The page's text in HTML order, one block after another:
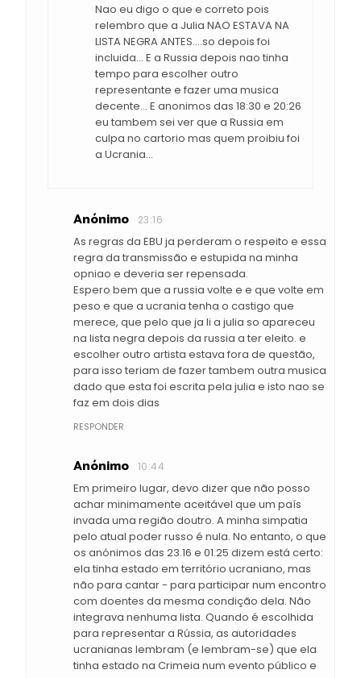
Nao eu digo o que e correto pois
relembro que a Julia NAO ESTAVA NA
LISTA NEGRA ANTES....so depois foi
incluida... E a Russia depois nao tinha
tempo para escolher outro
representante e fazer uma musica
decente... E anonimos das 18:30 e 20:26
eu tambem sei ver que a Russia em
culpa no cartorio mas quem proibiu foi
a Ucrania...
Anónimo 23:16
As regras da EBU ja perderam o respeito e essa
regra da transmissão e estupida na minha
opniao e deveria ser repensada.
Espero bem que a russia volte e e que volte em
peso e que a ucrania tenha o castigo que
merece, que pelo que ja li a julia so apareceu
na lista negra depois da russia a ter eleito. e
escolher outro artista estava fora de questão,
para isso teriam de fazer tambem outra musica
dado que esta foi escrita pela julia e isto nao se
faz em dois dias
RESPONDER
Anónimo 10:44
Em primeiro lugar, devo dizer que não posso
achar minimamente aceitável que um país
invada uma região doutro. A minha simpatia
pelo atual poder russo é nula. No entanto, o que
os anónimos das 23.16 e 01.25 dizem está certo:
ela tinha estado em território ucraniano, mas
não para cantar - para participar num encontro
com doentes da mesma condição dela. Não
integrava nenhuma lista. Quando é escolhida
para representar a Rússia, as autoridades
ucranianas lembram (e lembram-se) que ela
tinha estado na Crimeia num evento público e